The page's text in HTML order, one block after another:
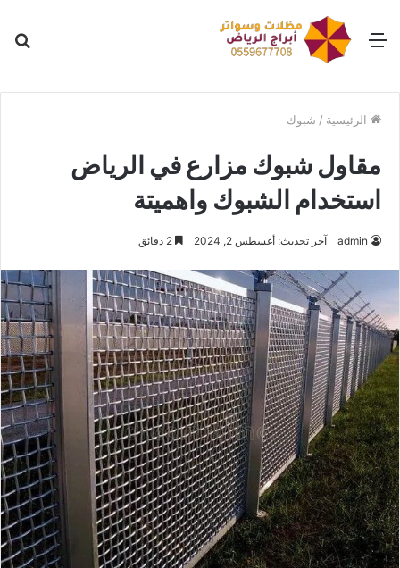
القائمة
الرئيسية / شبوك
مقاول شبوك مزارع في الرياض
استخدام الشبوك واهميتة
admin آخر تحديث: أغسطس 2, 2024